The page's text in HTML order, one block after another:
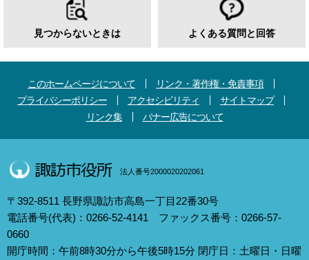
見つからないときは よくある質問と回答
このホームページについて
リンク・著作権・免責事項
プライバシーポリシー
アクセシビリティ
サイトマップ
リンク集
バナー広告について
法人番号2000020202061
〒392-8511 長野県諏訪市高島一丁目22番30号
電話番号(代表)：0266-52-4141 ファックス番号：0266-57-
0660
開庁時間：午前8時30分から午後5時15分 閉庁日：土曜日・日曜